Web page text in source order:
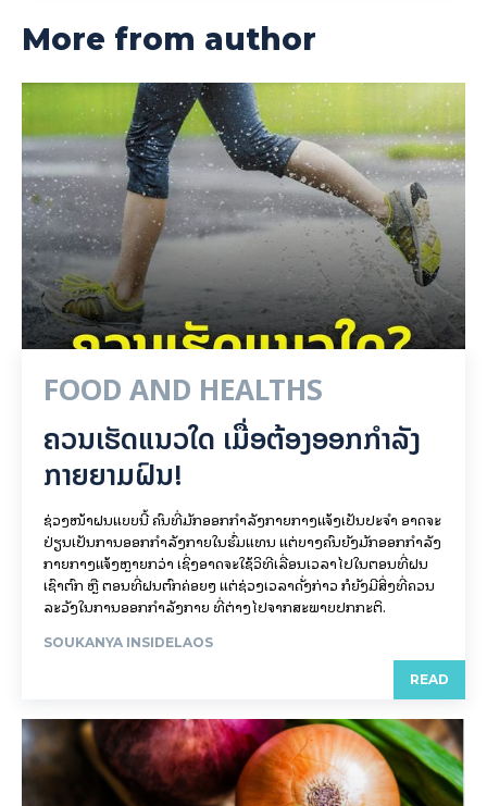
More from author
FOOD AND HEALTHS
ຄວນເຮັດແນວໃດ ເມື່ອຕ້ອງອອກກຳລັງ
ກາຍຍາມຝົນ!
ຊ່ວງໜ້າຝົນແບບນີ້ ຄົນທີ່ມັກອອກກຳລັງກາຍກາງແຈ້ງເປັນປະຈຳ ອາດຈະ
ປ່ຽນເປັນການອອກກຳລັງກາຍໃນຮົ່ມແທນ ແຕ່ບາງຄົນຍັງມັກອອກກຳລັງ
ກາຍກາງແຈ້ງຫຼາຍກວ່າ ເຊິ່ງອາດຈະໃຊ້ວິທີເລື່ອນເວລາໄປໃນຕອນທີ່ຝົນ
ເຊົາຕົກ ຫຼື ຕອນທີ່ຝົນຕົກຄ່ອຍໆ ແຕ່ຊ່ວງເວລາດັ່ງກ່າວ ກໍຍັງມີສິ່ງທີ່ຄວນ
ລະວັງໃນການອອກກຳລັງກາຍ ທີ່ຕ່າງໄປຈາກສະພາບປົກກະຕິ.
SOUKANYA INSIDELAOS
READ